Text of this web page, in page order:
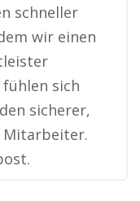
schneller
wir einen
sich
sicherer,
Mitarbeiter.